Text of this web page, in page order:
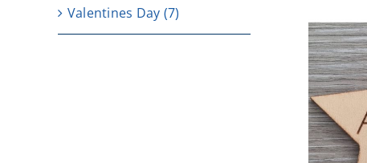
Valentines Day (7)